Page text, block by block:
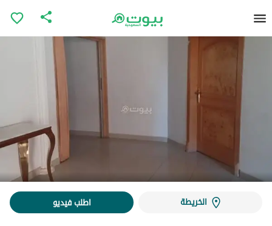
الخريطة اطلب فيديو